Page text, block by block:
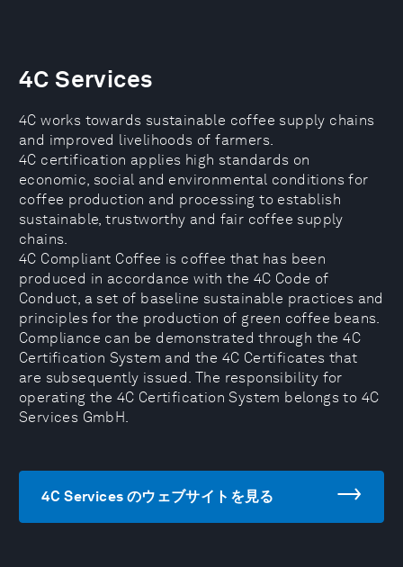
4C Services
4C works towards sustainable coffee supply chains
and improved livelihoods of farmers.
4C certification applies high standards on
economic, social and environmental conditions for
coffee production and processing to establish
sustainable, trustworthy and fair coffee supply
chains.
4C Compliant Coffee is coffee that has been
produced in accordance with the 4C Code of
Conduct, a set of baseline sustainable practices and
principles for the production of green coffee beans.
Compliance can be demonstrated through the 4C
Certification System and the 4C Certificates that
are subsequently issued. The responsibility for
operating the 4C Certification System belongs to 4C
Services GmbH.
4C Services のウェブサイトを見る